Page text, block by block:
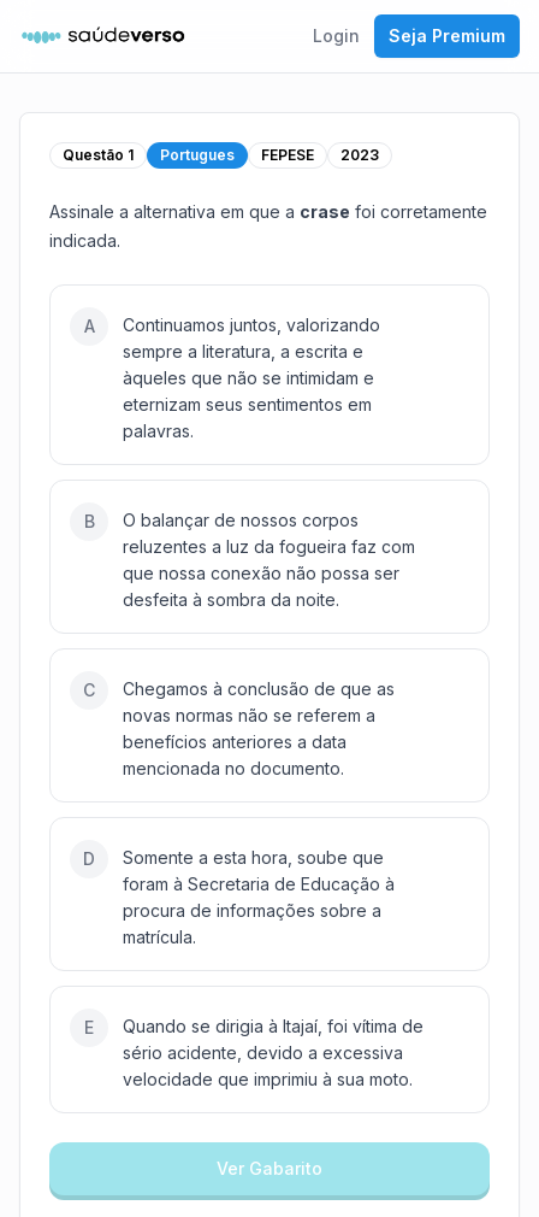
Login Seja Premium
Questão 1 Portugues FEPESE 2023
Assinale a alternativa em que a crase foi corretamente
indicada.
A
Continuamos juntos, valorizando
sempre a literatura, a escrita e
àqueles que não se intimidam e
eternizam seus sentimentos em
palavras.
B
O balançar de nossos corpos
reluzentes a luz da fogueira faz com
que nossa conexão não possa ser
desfeita à sombra da noite.
C
Chegamos à conclusão de que as
novas normas não se referem a
benefícios anteriores a data
mencionada no documento.
D
Somente a esta hora, soube que
foram à Secretaria de Educação à
procura de informações sobre a
matrícula.
E
Quando se dirigia à Itajaí, foi vítima de
sério acidente, devido a excessiva
velocidade que imprimiu à sua moto.
Ver Gabarito